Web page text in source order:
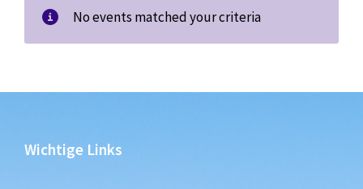
No events matched your criteria
Wichtige Links